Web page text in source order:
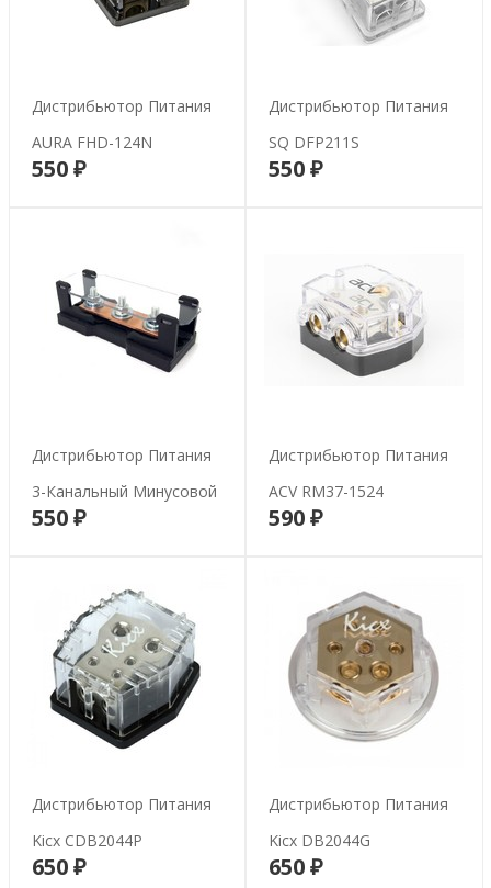
Дистрибьютор Питания
AURA FHD-124N
550 ₽В корзину
Дистрибьютор Питания
SQ DFP211S
550 ₽В корзину
Дистрибьютор Питания
3-Канальный Минусовой
550 ₽В корзину
Дистрибьютор Питания
ACV RM37-1524
590 ₽В корзину
Дистрибьютор Питания
Kicx CDB2044P
650 ₽В корзину
Дистрибьютор Питания
Kicx DB2044G
650 ₽В корзину